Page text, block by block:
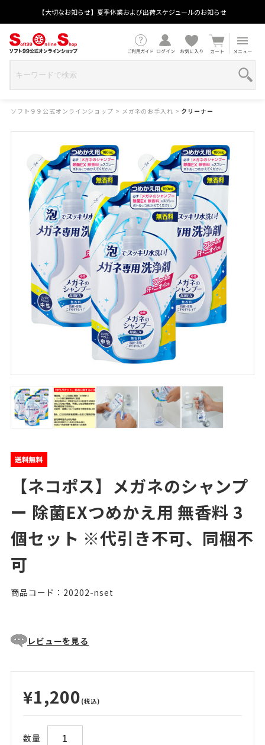
【大切なお知らせ】夏季休業および出荷スケジュールのお知らせ
ソフト９９公式オンラインショップ > メガネのお手入れ > クリーナー
【ネコポス】メガネのシャンプ
ー 除菌EXつめかえ用 無香料 3
個セット ※代引き不可、同梱不
可
商品コード：20202-nset
レビューを見る
¥1,200 (税込)
数量